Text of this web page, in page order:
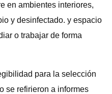
en ambientes interiores,
y desinfectado. y espacio
o trabajar de forma
para la selección
se refirieron a informes